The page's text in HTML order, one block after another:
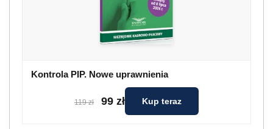
Kontrola PIP. Nowe uprawnienia
119 zł 99 zł Kup teraz